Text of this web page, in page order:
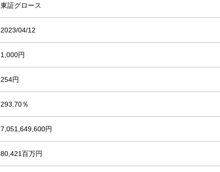
東証グロース
2023/04/12
1,000円
254円
293.70％
7,051,649,600円
80,421百万円